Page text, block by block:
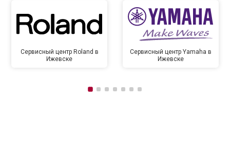
Сервисный центр Roland в
Ижевске
Сервисный центр Yamaha в
Ижевске